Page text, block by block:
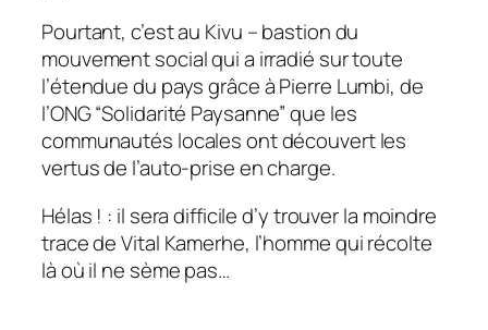
Pourtant, c’est au Kivu – bastion du
mouvement social qui a irradié sur toute
l’étendue du pays grâce à Pierre Lumbi, de
l’ONG “Solidarité Paysanne” que les
communautés locales ont découvert les
vertus de l’auto-prise en charge.
Hélas ! : il sera difficile d’y trouver la moindre
trace de Vital Kamerhe, l’homme qui récolte
là où il ne sème pas…